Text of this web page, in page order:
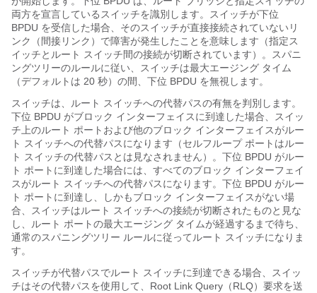
両方を宣言しているスイッチを識別します。スイッチが下位
BPDU を受信した場合、そのスイッチが直接接続されていないリ
ンク（間接リンク）で障害が発生したことを意味します（指定ス
イッチとルート スイッチ間の接続が切断されています）。スパニ
ングツリーのルールに従い、スイッチは最大エージング タイム
（デフォルトは 20 秒）の間、下位 BPDU を無視します。
スイッチは、ルート スイッチへの代替パスの有無を判別します。
下位 BPDU がブロック インターフェイスに到達した場合、スイッ
チ上のルート ポートおよび他のブロック インターフェイスがルー
ト スイッチへの代替パスになります（セルフループ ポートはルー
ト スイッチの代替パスとは見なされません）。下位 BPDU がルー
ト ポートに到達した場合には、すべてのブロック インターフェイ
スがルート スイッチへの代替パスになります。下位 BPDU がルー
ト ポートに到達し、しかもブロック インターフェイスがない場
合、スイッチはルート スイッチへの接続が切断されたものと見な
し、ルート ポートの最大エージング タイムが経過するまで待ち、
通常のスパニングツリー ルールに従ってルート スイッチになりま
す。
スイッチが代替パスでルート スイッチに到達できる場合、スイッ
チはその代替パスを使用して、Root Link Query（RLQ）要求を送